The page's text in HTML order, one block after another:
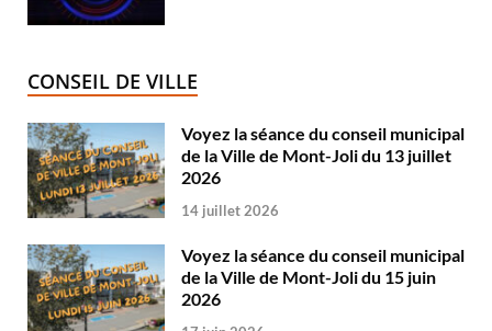
CONSEIL DE VILLE
Voyez la séance du conseil municipal
de la Ville de Mont-Joli du 13 juillet
2026
14 juillet 2026
Voyez la séance du conseil municipal
de la Ville de Mont-Joli du 15 juin
2026